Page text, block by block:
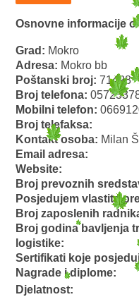
Osnovne informacije o
Grad: Mokro
Adresa: Mokro bb
Poštanski broj:71428
Broj telefona:
Mobilni telefon:
Broj telefaksa:
Kontakt osoba: Milan
Email adresa:
Website:
Broj prevoznih
Posjedujem vlastita
Broj zaposlenih
Broj godina bavljenja
logistike:
Sertifikati koje
Nagrade i diplome:
Djelatnost: